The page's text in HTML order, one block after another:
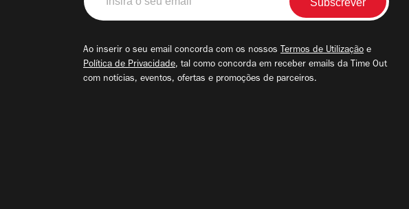
o
seu
Ao inserir o seu email concorda com os nossos Termos de Utilização e
Política de Privacidade, tal como concorda em receber emails da Time Out
com notícias, eventos, ofertas e promoções de parceiros.